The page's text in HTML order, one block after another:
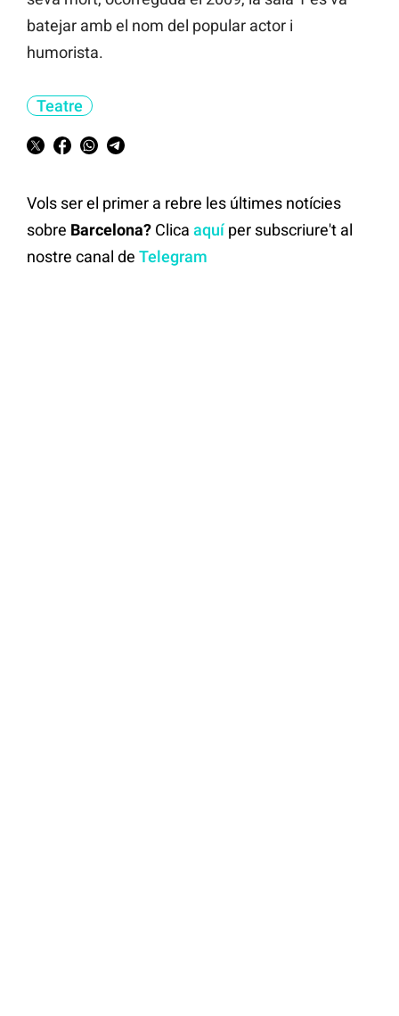
batejar amb el nom del popular actor i
humorista.
Teatre
Vols ser el primer a rebre les últimes notícies
sobre Barcelona? Clica aquíper subscriure't al
nostre canal de Telegram